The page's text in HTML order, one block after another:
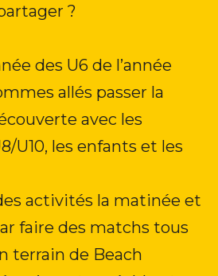
?
des U6 de l’année
allés passer la
avec les
U10, les enfants et les
activités la matinée et
faire des matchs tous
terrain de Beach